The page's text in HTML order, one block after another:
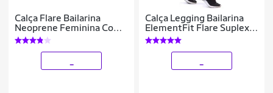
Calça Flare Bailarina
Neoprene Feminina Com
Bolso Cintura/Alta
Calça Legging Bailarina
ElementFit Flare Suplex
Cós Cintura Alta Feminina